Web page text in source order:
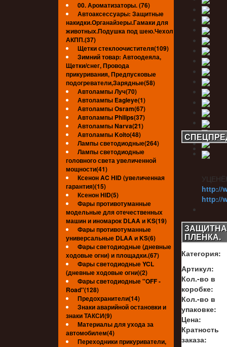
00. Ароматизаторы. (76)
Автоаксессуары: Защитные
накидки.Органайзеры.Гамаки для
животных.Подушка под шею.Чехол
АКПП.(37)
Щетки стеклоочистителя(109)
Зимний товар: Автоодеяла,
Щетки/снег, Провода
прикуривания, Предпусковые
подогреватели,Зарядные(58)
Автолампы Луч(70)
Автолампы Eagleye(1)
Автолампы Osram(67)
Автолампы Philips(37)
Автолампы Narva(21)
Автолампы Koito(48)
Лампы светодиодные(264)
Лампы светодиодные
головного света увеличенной
мощности(41)
Ксенон AC HID (увеличенная
гарантия)(15)
Ксенон HID(5)
Фары противотуманные
модельные для отечественных
машин и иномарок DLAA и KS(19)
Фары противотуманные
универсальные DLAA и KS(6)
Фары светодиодные (дневные
ходовые огни) и площадки.(67)
Фары светодиодные YCL
(дневные ходовые огни)(2)
Фары светодиодные ''OFF -
Road''(128)
Предохранители(14)
Знаки аварийной остановки и
знаки ТАКСИ(9)
Материалы для ухода за
автомобилем(4)
Переходники прикуриватели,
http://
http://
http://
ПЛЕНКА.
Категория:
Артикул:
Кол.-во в
коробке:
Кол.-во в
упаковке:
Цена:
Кратность
заказа: